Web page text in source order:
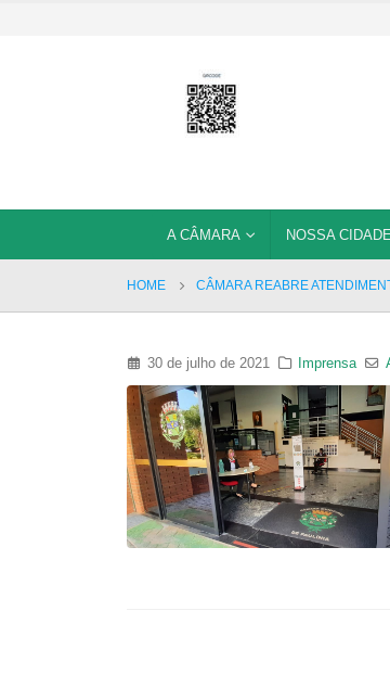
A CÂMARA NOSSA CIDADE
HOME CÂMARA REABRE
30 de julho de 2021 Imprensa